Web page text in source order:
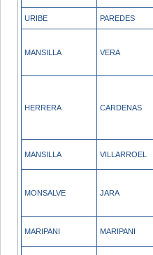
URIBE PAREDES
MANSILLA VERA
HERRERA CARDENAS
MANSILLA VILLARROEL
MONSALVE JARA
MARIPANI MARIPANI